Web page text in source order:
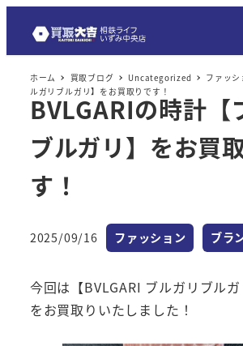
ホーム 買取ブログ Uncategorized ファッシ
ルガリブルガリ】をお買取りです！
BVLGARIの時計【
ブルガリ】をお買
す！
投稿日
2025/09/16 カテゴリー
ファッション カテ
ブラ
今回は【BVLGARI ブルガリブル
をお買取りいたしました！